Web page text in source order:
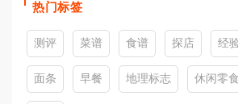
热门标签
测评 菜谱 食谱 探店 经
面条 早餐 地理标志 休闲零食